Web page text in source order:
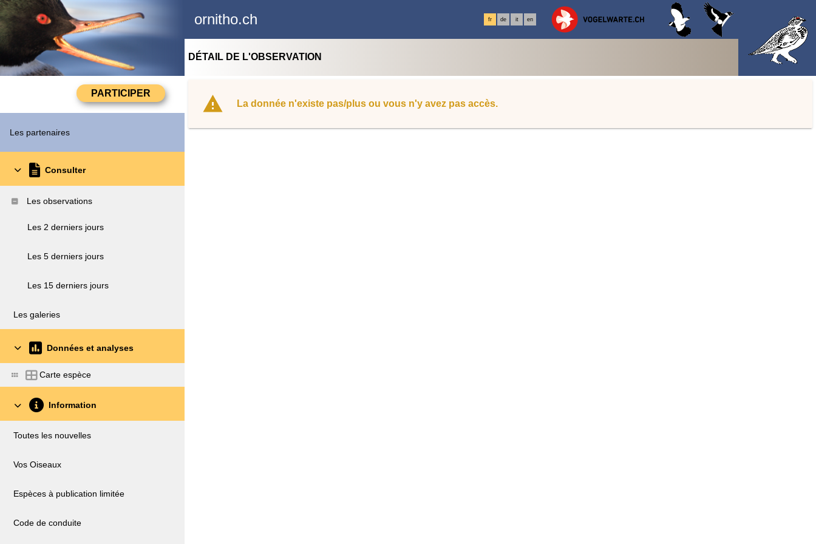
ornitho.ch fr de it en
Les partenaires
Consulter
Les observations
Les 2 derniers jours
Les 5 derniers jours
Les 15 derniers jours
Les galeries
Données et analyses
Carte espèce
Information
Toutes les nouvelles
Vos Oiseaux
Espèces à publication limitée
Code de conduite
DÉTAIL DE L'OBSERVATION
La donnée n'existe pas/plus ou vous n'y avez pas accès.